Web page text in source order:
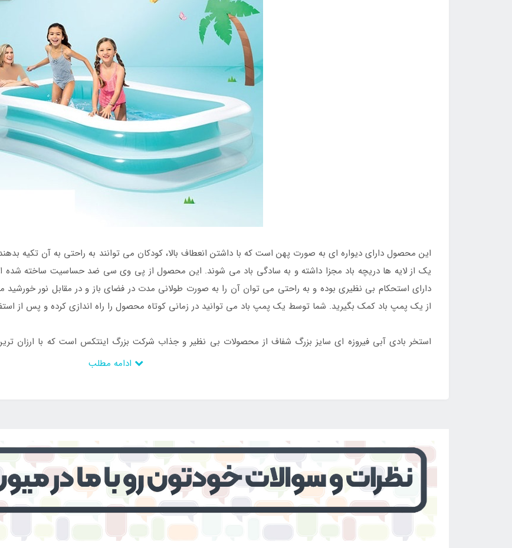
این محصول دارای دیواره ای به صورت پهن است که با داشتن انعطاف بالا، کودکان می توانند به راحتی به آن تکیه
یک از لایه ها دریچه باد مجزا داشته و به سادگی باد می شوند. این محصول از پی وی سی ضد حساسیت ساخته شده
دارای استحکام بی نظیری بوده و به راحتی می توان آن را به صورت طولانی مدت در فضای باز و در مقابل نور خورشید
از یک پمپ باد کمک بگیرید. شما توسط یک پمپ باد می توانید در زمانی کوتاه محصول را راه اندازی کرده و پس از
استخر بادی آبی فیروزه ای سایز بزرگ شفاف از محصولات بی نظیر و جذاب شرکت بزرگ اینتکس است که با ارزان